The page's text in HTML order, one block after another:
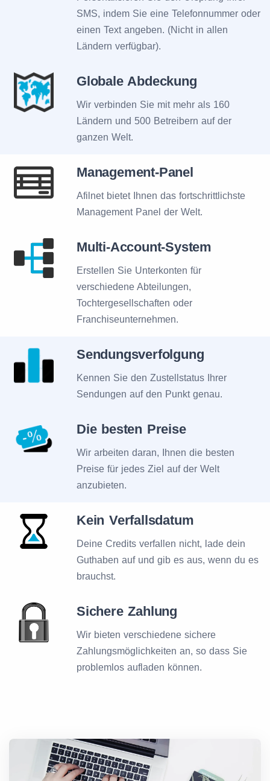
SMS, indem Sie eine Telefonnummer oder
einen Text angeben. (Nicht in allen
Ländern verfügbar).
Globale Abdeckung
Wir verbinden Sie mit mehr als 160
Ländern und 500 Betreibern auf der
ganzen Welt.
Management-Panel
Afilnet bietet Ihnen das fortschrittlichste
Management Panel der Welt.
Multi-Account-System
Erstellen Sie Unterkonten für
verschiedene Abteilungen,
Tochtergesellschaften oder
Franchiseunternehmen.
Sendungsverfolgung
Kennen Sie den Zustellstatus Ihrer
Sendungen auf den Punkt genau.
Die besten Preise
Wir arbeiten daran, Ihnen die besten
Preise für jedes Ziel auf der Welt
anzubieten.
Kein Verfallsdatum
Deine Credits verfallen nicht, lade dein
Guthaben auf und gib es aus, wenn du es
brauchst.
Sichere Zahlung
Wir bieten verschiedene sichere
Zahlungsmöglichkeiten an, so dass Sie
problemlos aufladen können.